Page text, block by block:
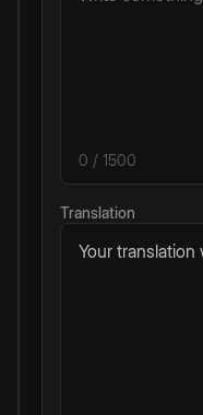
0 / 1500
Translation
Your translation